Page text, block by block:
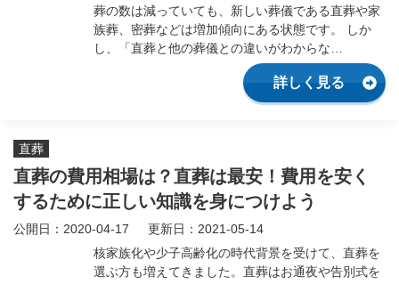
葬の数は減っていても、新しい葬儀である直葬や家
族葬、密葬などは増加傾向にある状態です。 しか
し、「直葬と他の葬儀との違いがわからな…
詳しく見る
直葬
公開日：2020-04-17 更新日：2021-05-14
直葬の費用相場は？直葬は最安！費用を安く
するために正しい知識を身につけよう
核家族化や少子高齢化の時代背景を受けて、直葬を
選ぶ方も増えてきました。直葬はお通夜や告別式を